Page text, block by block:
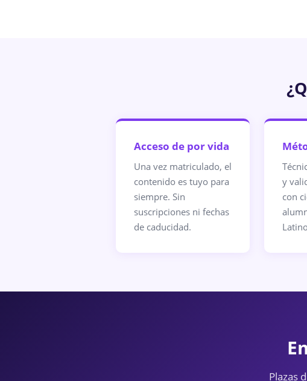
Acceso de por vida
Una vez matriculado, el
contenido es tuyo para
siempre. Sin
suscripciones ni fechas
de caducidad.
y
con
Plazas